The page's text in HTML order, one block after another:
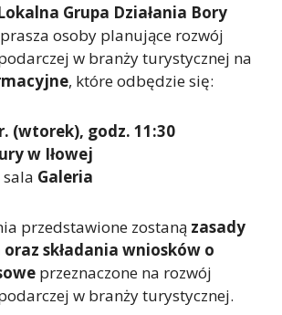
Grupa Działania Bory
osoby planujące rozwój
w branży turystycznej na
, które odbędzie się:
(wtorek), godz. 11:30
w Iłowej
Galeria
przedstawione zostaną zasady
składania wniosków o
przeznaczone na rozwój
w branży turystycznej.